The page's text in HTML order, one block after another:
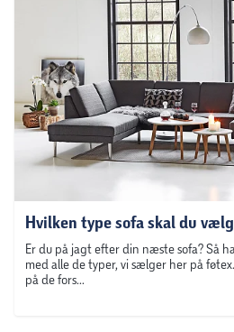
Hvilken type sofa skal du
Er du på jagt efter din næste sofa? Så
med alle de typer, vi sælger her på
på de fors...